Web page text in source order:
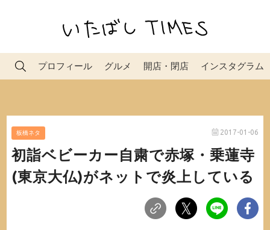
プロフィール グルメ 開店・閉店 インスタグラム
板橋ネタ 2017-01-06
初詣ベビーカー自粛で赤塚・乗蓮寺
(東京大仏)がネットで炎上している